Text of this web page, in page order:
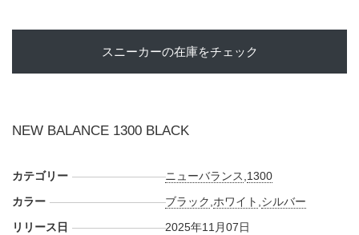
スニーカーの在庫をチェック
NEW BALANCE 1300 BLACK
カテゴリー ニューバランス 1300
カラー
ブラック ホワイト シルバー
リリース日
2025年11月07日